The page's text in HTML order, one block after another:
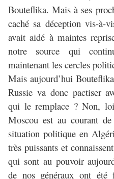
Bouteflika. Mais à ses
caché sa déception vis-à-
avait aidé à maintes
notre source qui
maintenant les cercles
Mais aujourd’hui
Russie va donc pactiser
qui le remplace ? Non,
Moscou est au courant
situation politique en
très puissants et
qui sont au pouvoir
de nos généraux ont été